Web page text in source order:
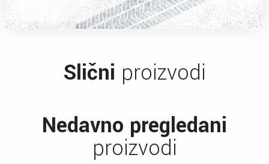
Slični proizvodi
Nedavno pregledani
proizvodi